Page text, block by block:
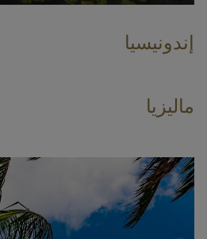
إندونيسيا
ماليزيا